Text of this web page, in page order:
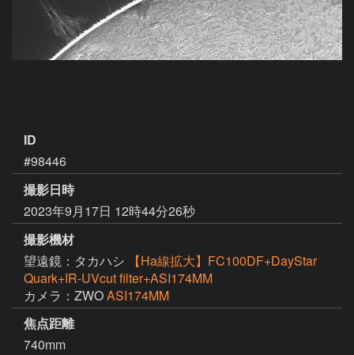
ID
#98446
撮影日時
2023年9月17日 12時44分26秒
撮影機材
望遠鏡：タカハシ
【Ha線拡大】FC100DF+DayStar
Quark+IR-UVcut filter+ASI174MM
カメラ：ZWOASI174MM
焦点距離
740mm